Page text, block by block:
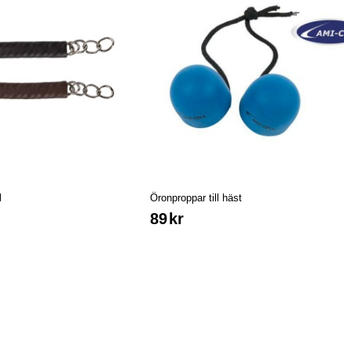
Öronproppar till häst
89 kr